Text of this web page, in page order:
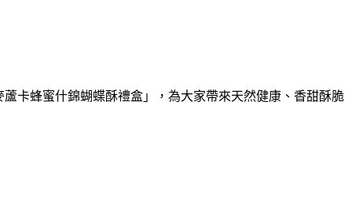
卡蜂蜜什錦蝴蝶酥禮盒」，為大家帶來天然健康、香甜酥脆